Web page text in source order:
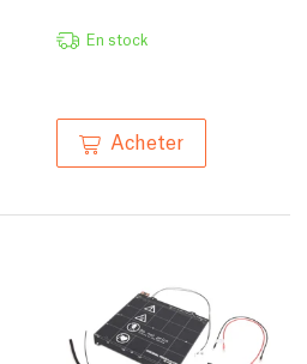
En stock
Acheter